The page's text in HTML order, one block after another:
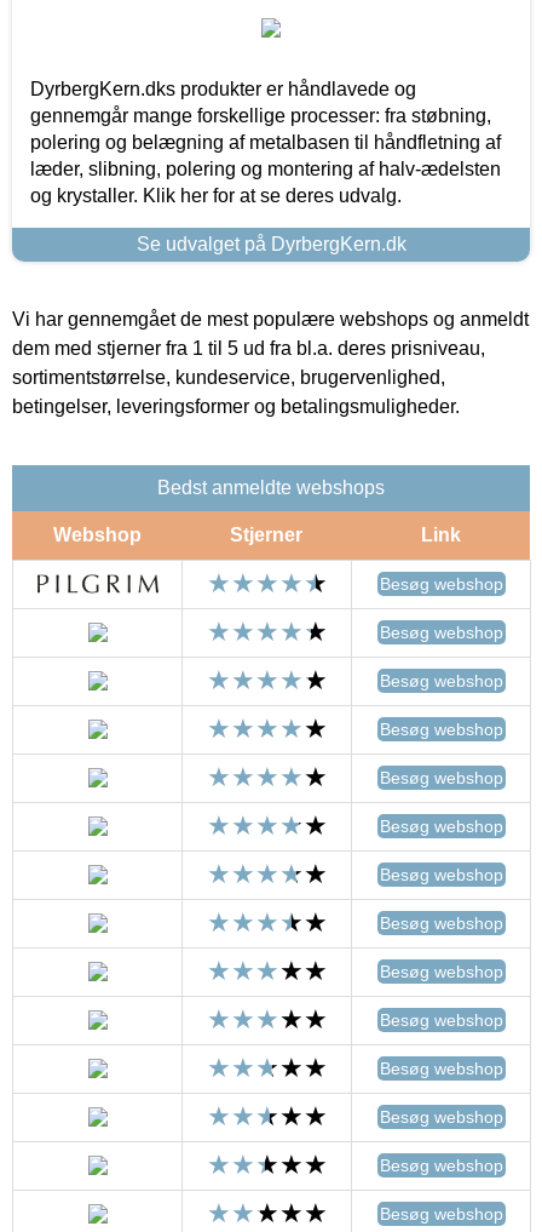
DyrbergKern.dks produkter er håndlavede og
gennemgår mange forskellige processer: fra støbning,
polering og belægning af metalbasen til håndfletning af
læder, slibning, polering og montering af halv-ædelsten
og krystaller. Klik her for at se deres udvalg.
Se udvalget på DyrbergKern.dk
Vi har gennemgået de mest populære webshops og anmeldt
dem med stjerner fra 1 til 5 ud fra bl.a. deres prisniveau,
sortimentstørrelse, kundeservice, brugervenlighed,
betingelser, leveringsformer og betalingsmuligheder.
Bedst anmeldte webshops
Webshop Stjerner Link
Besøg webshop
Besøg webshop
Besøg webshop
Besøg webshop
Besøg webshop
Besøg webshop
Besøg webshop
Besøg webshop
Besøg webshop
Besøg webshop
Besøg webshop
Besøg webshop
Besøg webshop
Besøg webshop